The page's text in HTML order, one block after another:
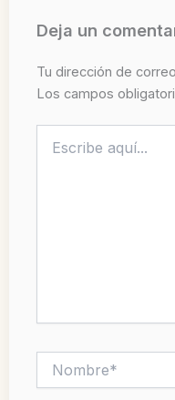
Deja un
Tu dirección de
Los campos
aquí...